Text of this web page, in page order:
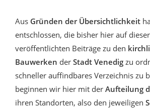
Aus Gründen der Übersichtlichkeit
entschlossen, die bisher hier auf
veröffentlichten Beiträge zu den
Bauwerken der Stadt Venedig zu
schneller auffindbares Verzeichnis zu
beginnen wir hier mit der Aufteilung
ihren Standorten, also den jeweiligen